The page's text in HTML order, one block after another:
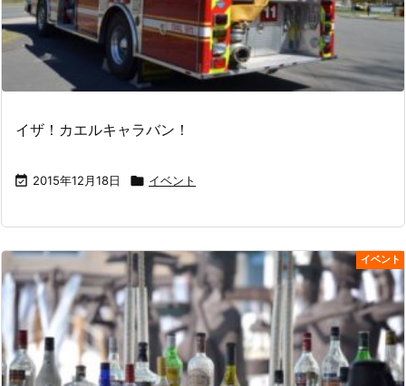
イザ！カエルキャラバン！
 2015年12月18日  イベント
イベント